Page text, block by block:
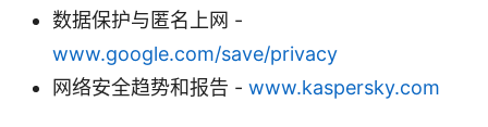
数据保护与匿名上网 -
www.google.com/save/privacy
网络安全趋势和报告 - www.kaspersky.com